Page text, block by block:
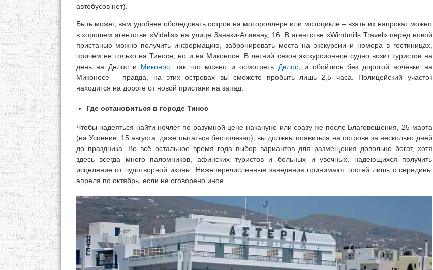
автобусов нет).
Быть может, вам удобнее обследовать остров на мотороллере или мотоцикле – взять их напрокат можно
в хорошем агентстве «Vidalis» на улице Занаки-Алавану, 16. В агентстве «Windmills Travel» перед новой
пристанью можно получить информацию, забронировать места на экскурсии и номера в гостиницах,
причем не только на Тиносе, но и на Миконосе. В летний сезон экскурсионное судно возит туристов на
день на Делос и Миконос , так что можно и осмотреть Делос, и обойтись без дорогой ночёвки на
Миконосе – правда, на этих островах вы сможете пробыть лишь 2,5 часа. Полицейский участок
находится на дороге от новой пристани на запад.
Где остановиться в городе Тинос
Чтобы надеяться найти ночлег по разумной цене накануне или сразу же после Благовещения, 25 марта
(на Успение, 15 августа, даже пытаться бесполезно), вы должны появиться на острове за несколько дней
до праздника. Во всё остальное время года выбор вариантов для размещения довольно богат, хотя
здесь всегда много паломников, афинских туристов и больных и увечных, надеющихся получить
исцеление от чудотворной иконы. Нижеперечисленные заведения принимают гостей лишь с середины
апреля по октябрь, если не оговорено иное.